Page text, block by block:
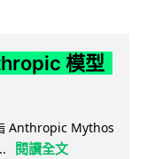
模型
Anthropic Mythos
閱讀全文